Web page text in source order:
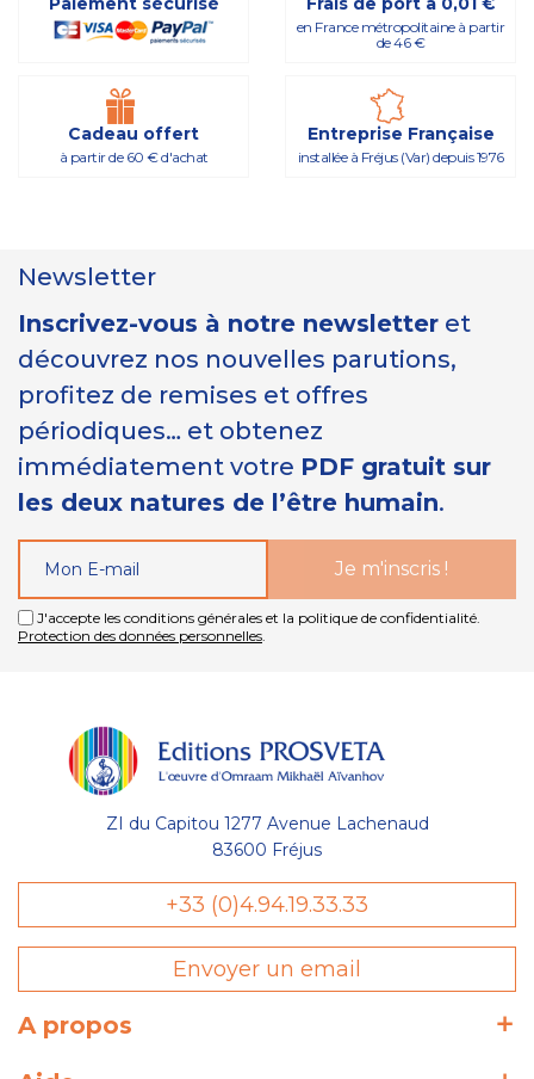
en France métropolitaine à partir
de 46 €
Cadeau offert
à partir de 60 € d'achat
Entreprise Française
installée à Fréjus (Var) depuis 1976
Newsletter
Inscrivez-vous à notre newsletter et
découvrez nos nouvelles parutions,
profitez de remises et offres
périodiques… et obtenez
immédiatement votre PDF gratuit sur
les deux natures de l’être humain.
J'accepte les conditions générales et la politique de confidentialité.
Protection des données personnelles
ZI du Capitou 1277 Avenue Lachenaud
83600 Fréjus
+33 (0)4.94.19.33.33
Envoyer un email
A propos